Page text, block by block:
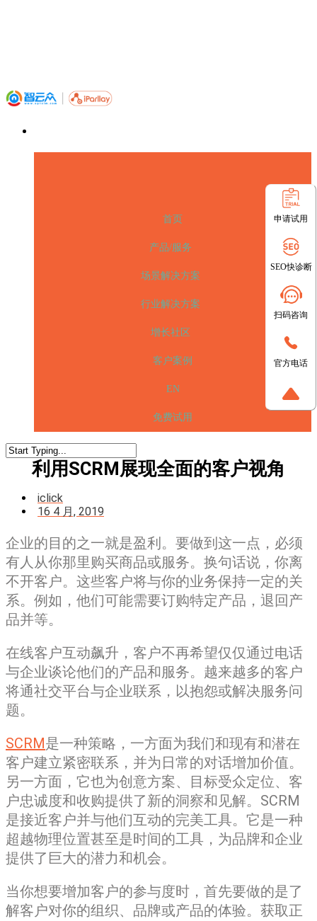
首页
产品/服务
场景解决方案
行业解决方案
增长社区
客户案例
EN
免费试用
利用SCRM展现全面的客户视角
iclick
16 4 月, 2019
企业的目的之一就是盈利。要做到这一点，必须
有人从你那里购买商品或服务。换句话说，你离
不开客户。这些客户将与你的业务保持一定的关
系。例如，他们可能需要订购特定产品，退回产
品并等。
在线客户互动飙升，客户不再希望仅仅通过电话
与企业谈论他们的产品和服务。越来越多的客户
将通社交平台与企业联系，以抱怨或解决服务问
题。
SCRM是一种策略，一方面为我们和现有和潜在
客户建立紧密联系，并为日常的对话增加价值。
另一方面，它也为创意方案、目标受众定位、客
户忠诚度和收购提供了新的洞察和见解。SCRM
是接近客户并与他们互动的完美工具。它是一种
超越物理位置甚至是时间的工具，为品牌和企业
提供了巨大的潜力和机会。
当你想要增加客户的参与度时，首先要做的是了
解客户对你的组织、品牌或产品的体验。获取正
申请试用
SEO快诊断
扫码咨询
官方电话